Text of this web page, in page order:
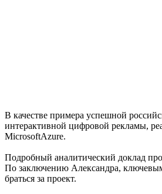
В качестве примера успешной
интерактивной цифровой рекламы,
MicrosoftAzure.
Подробный аналитический доклад
По заключению Александра,
браться за проект.